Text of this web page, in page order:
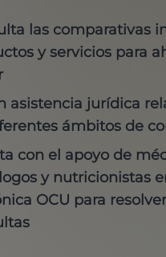
las comparativas
y servicios para
asistencia jurídica
ámbitos de
con el apoyo de
y nutricionistas
OCU para